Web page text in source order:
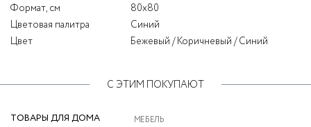
Формат, см
80x80
Цветовая палитра
Синий
Цвет
Бежевый / Коричневый / Синий
С ЭТИМ ПОКУПАЮТ
ТОВАРЫ ДЛЯ ДОМА МЕБЕЛЬ